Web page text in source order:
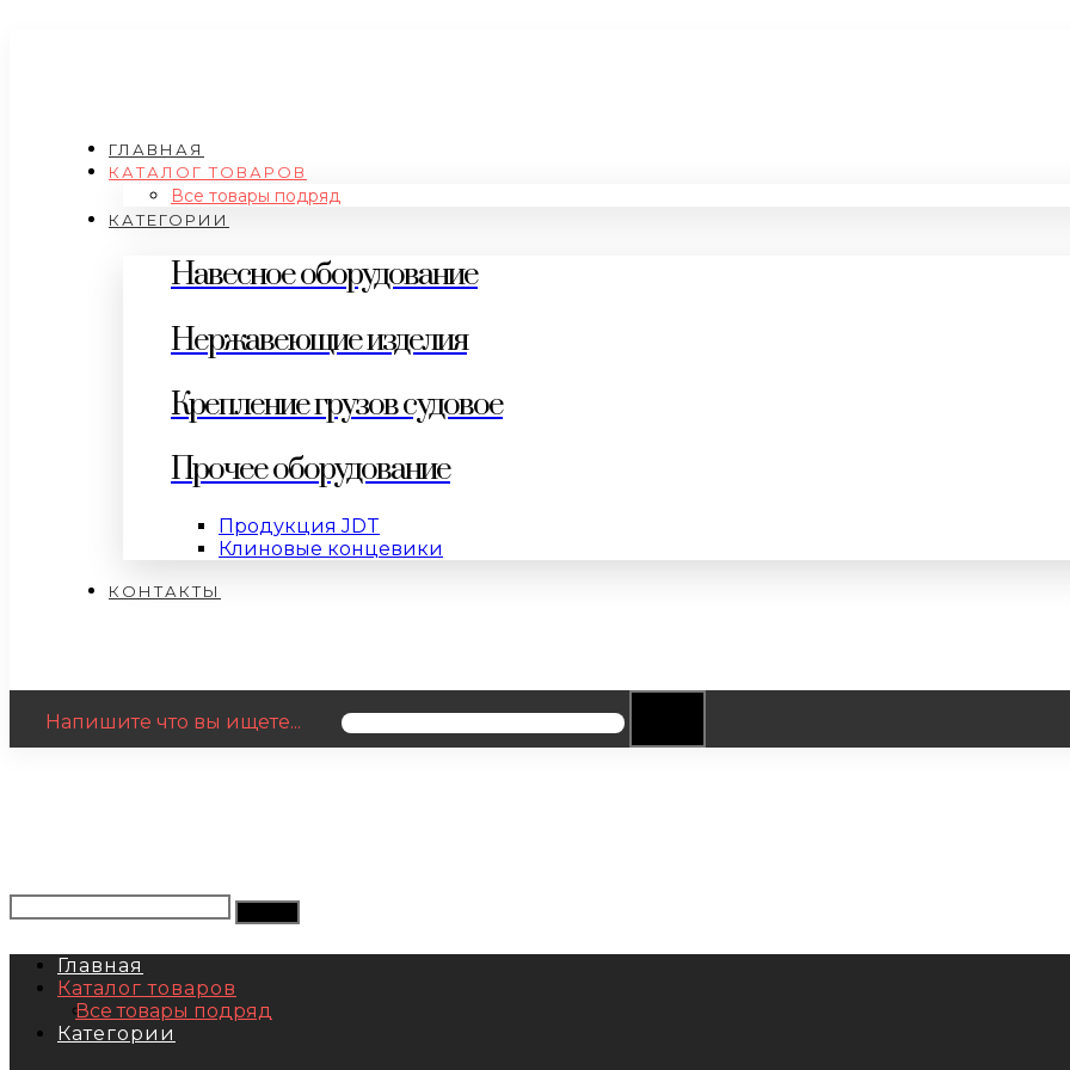
ГЛАВНАЯ
КАТАЛОГ ТОВАРОВ
Все товары подряд
КАТЕГОРИИ
Навесное оборудование
Нержавеющие изделия
Крепление грузов судовое
Прочее оборудование
Продукция JDT
Клиновые концевики
КОНТАКТЫ
Напишите что вы ищете...
Главная
Каталог товаров
Все товары подряд
Категории